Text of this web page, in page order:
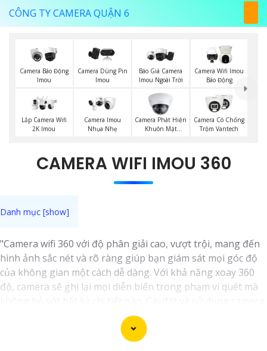
CÔNG TY CAMERA QUẬN 6
Camera Báo Động
Imou
Camera Dùng Pin
Imou
Báo Giá Camera
Imou Ngoài Trời
Camera Wifi Imou
Báo Động
Lắp Camera Wifi
2K Imou
Camera Imou
Nhụa Nhẹ
Camera Phát Hiện
Khuôn Mặt
Camera Có Chống
Trộm Vantech
CAMERA WIFI IMOU 360
"Camera wifi 360 với độ phân giải cao, vượt trội, mang đến
hình ảnh sắc nét và rõ ràng giúp bạn giám sát mọi góc độ
của không gian một cách dễ dàng. Với khả năng xoay 360
độ, camera sẽ ghi lại mọi diễn biến trong phạm vi quét mà
qua kết nối wifi cũng rất tiện lợi, bạn có thể theo dõi từ xa
thông qua ứng dụng di động một cách đơn giản. Camera
wifi 360 là sự lựa chọn hoàn hảo để bảo vệ nhà cửa, văn